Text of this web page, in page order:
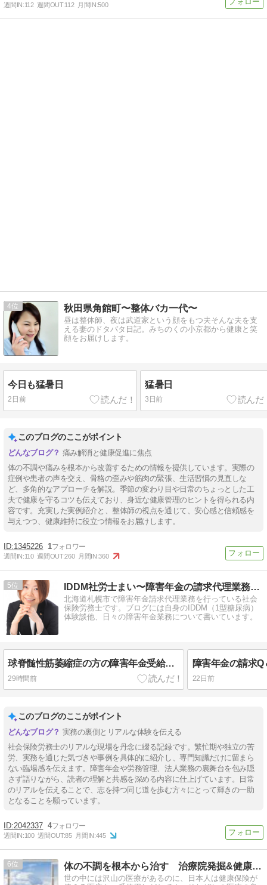
週間IN:112 週間OUT:112 月間IN:500
4 秋田県角館町〜整体バカ一代〜
昼は整体師、夜は武道家という顔をもつ夫そんな夫を支
える妻のドタバタ日記。みちのくの小京都から健康と笑
顔をお届けします。
今日も猛暑日
2日前
猛暑日
3日前
このブログのここがポイント
痛み解消と健康促進に焦点
体の不調や痛みを根本から改善するための情報を提供しています。実際の
症例や患者の声を交え、骨格の歪みや筋肉の緊張、生活習慣の見直しな
ど、多角的なアプローチを解説。季節の変わり目や日常のちょっとした工
夫で健康を守るコツも伝えており、身近な健康管理のヒントを得られる内
容です。充実した実例紹介と、整体師の視点を通じて、安心感と信頼感を
与えつつ、健康維持に役立つ情報をお届けします。
1345226 1
週間IN:110 週間OUT:260 月間IN:360
5 IDDM社労士まい〜障害年金の請求代理業務を行っています
北海道札幌市で障害年金請求代理業務を行っている社会
保険労務士です。ブログには自身のIDDM（1型糖尿病）
体験談他、日々の障害年金業務について書いています。
球脊髄性筋萎縮症の方の障害年金受給事例紹介
29時間前
障害年金の請求
22日前
このブログのここがポイント
実務の裏側とリアルな体験を伝える
社会保険労務士のリアルな現場を丹念に綴る記録です。繁忙期や独立の苦
労、実務を通じた気づきや事例を具体的に紹介し、専門知識だけに留まら
ない臨場感を伝えます。障害年金や労務管理、法人業務の裏舞台を包み隠
さず語りながら、読者の理解と共感を深める内容に仕上げています。日常
のリアルを伝えることで、志を持つ同じ道を歩む方々にとって輝きの一助
となることを願っています。
2042337 4
週間IN:100 週間OUT:85 月間IN:445
6 体の不調を根本から治す 治療院発掘&健康navi
世の中には沢山の医療があるのに、日本人は健康保険が